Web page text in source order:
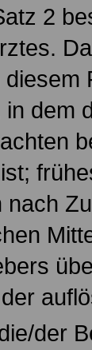
2
diesem
in dem
nach
der